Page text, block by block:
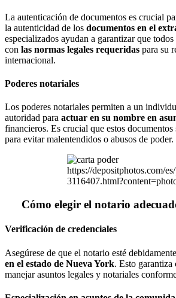
La autenticación de documentos es crucial
la autenticidad de los documentos en el
especializados ayudan a garantizar que
con las normas legales requeridas para su
internacional.
Poderes notariales
Los poderes notariales permiten a un
autoridad para actuar en su nombre en
financieros. Es crucial que estos documentos
para evitar malentendidos o abusos de poder.
https://depositphotos.com/
Cómo elegir el notario
Verificación de credenciales
Asegúrese de que el notario esté
en el estado de Nueva York. Esto garantiza
manejar asuntos legales y notariales